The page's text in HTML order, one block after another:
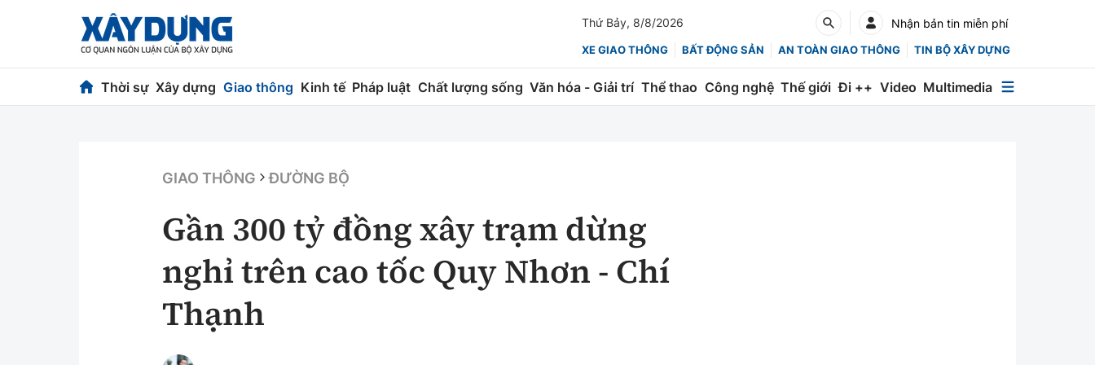
Thứ Bảy, 8/8/2026 Nhận bản tin miễn phí
XE GIAO THÔNG BẤT ĐỘNG SẢN AN TOÀN GIAO THÔNG TIN BỘ XÂY DỰNG
Thời sự Xây dựng Giao thông Kinh tế Pháp luật Chất lượng sống Văn hóa - Giải trí Thể thao Công nghệ Thế giới Đi ++ Video Multimedia
Chuyện dọc đường
Chỉ đạo điều hành
Vật liệu xây dựng
Giám định chất lượng
Quản lý đô thị
Hàng không
Đường sắt
Chứng khoán
Bảo hiểm
GIAO THÔNG ĐƯỜNG BỘ
Gần 300 tỷ đồng xây trạm dừng
nghỉ trên cao tốc Quy Nhơn - Chí
Thạnh